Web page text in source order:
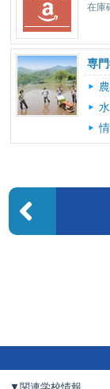
在庫
専